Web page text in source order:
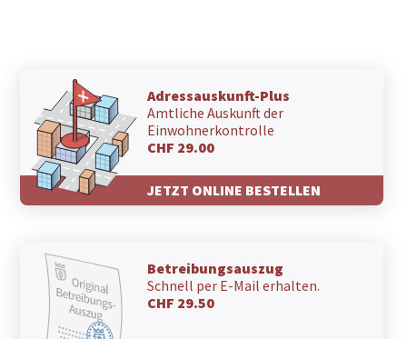
Adressauskunft-Plus
Amtliche Auskunft der
Einwohnerkontrolle
CHF 29.00
JETZT ONLINE BESTELLEN
Betreibungsauszug
Schnell per E-Mail erhalten.
CHF 29.50